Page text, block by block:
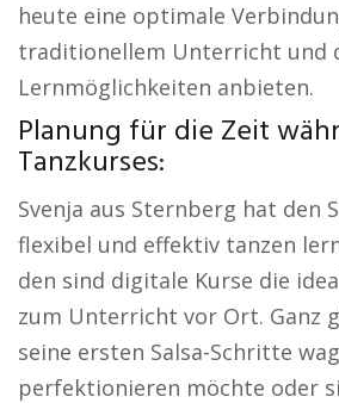
heute eine optimale
traditionellem Unterricht und
Lernmöglichkeiten anbieten.
Planung für die Zeit
Tanzkurses:
Svenja aus Sternberg hat den
flexibel und effektiv tanzen
den sind digitale Kurse die
zum Unterricht vor Ort. Ganz
seine ersten Salsa-Schritte
perfektionieren möchte oder